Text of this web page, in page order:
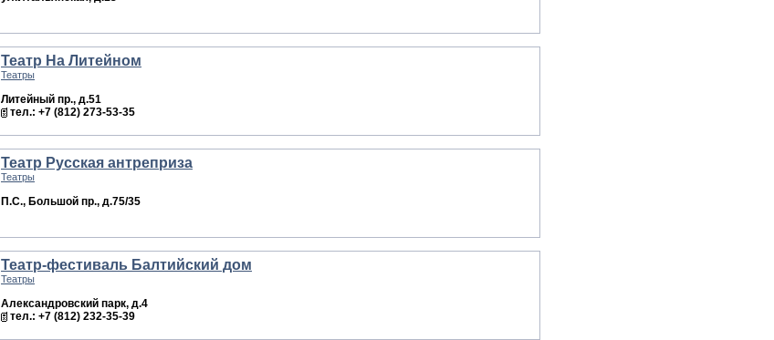
Театр На Литейном
Театры
Литейный пр., д.51
тел.: +7 (812) 273-53-35
Театр Русская антреприза
Театры
П.С., Большой пр., д.75/35
Театр-фестиваль Балтийский дом
Театры
Александровский парк, д.4
тел.: +7 (812) 232-35-39